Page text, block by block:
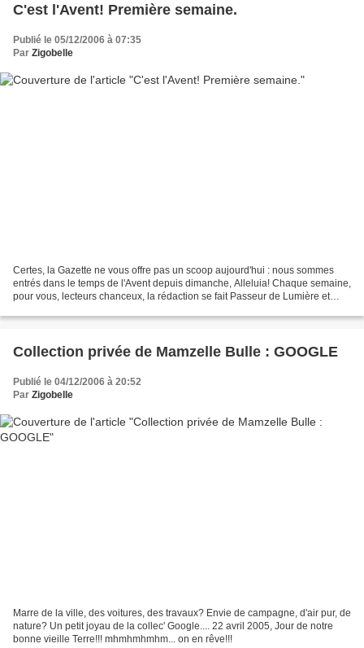
C'est l'Avent! Première semaine.
Publié le 05/12/2006 à 07:35
Par Zigobelle
Certes, la Gazette ne vous offre pas un scoop aujourd'hui : nous sommes
entrés dans le temps de l'Avent depuis dimanche, Alleluia! Chaque semaine,
pour vous, lecteurs chanceux, la rédaction se fait Passeur de Lumière et
Collection privée de Mamzelle Bulle : GOOGLE
Publié le 04/12/2006 à 20:52
Par Zigobelle
Marre de la ville, des voitures, des travaux? Envie de campagne, d'air pur, de
nature? Un petit joyau de la collec' Google.... 22 avril 2005, Jour de notre
bonne vieille Terre!!! mhmhmhmhm... on en rêve!!!